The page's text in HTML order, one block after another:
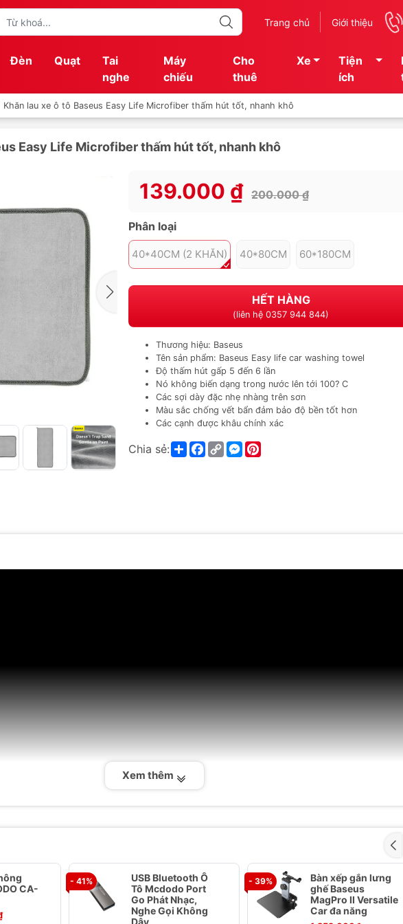
Trang chủ Giới thiệu
Đèn Quạt
Tai
nghe
Máy
chiếu
Cho
thuê
Xe
Tiện
ích
Khăn lau xe ô tô Baseus Easy Life Microfiber thấm hút tốt, nhanh khô
Easy Life Microfiber thấm hút tốt, nhanh khô
139.000 ₫ 200.000 ₫
Phân loại
40*40CM (2 KHĂN) 40*80CM 60*180CM
HẾT HÀNG
(liên hệ 0357 944 844)
Thương hiệu: Baseus
Tên sản phẩm: Baseus Easy life car washing towel
Độ thấm hút gấp 5 đến 6 lần
Nó không biến dạng trong nước lên tới 100? C
Các sợi dày đặc nhẹ nhàng trên sơn
Màu sắc chống vết bẩn đảm bảo độ bền tốt hơn
Các cạnh được khâu chính xác
Chia sẻ: ShareFacebook
Copy
Link
Messenger
Xem thêm
CA-
- 41%
USB Bluetooth Ô
Tô Mcdodo Port
Go Phát Nhạc,
Nghe Gọi Không
Dây
- 39%
Bàn xếp gắn lưng
ghế Baseus
MagPro II Versatile
Car đa năng